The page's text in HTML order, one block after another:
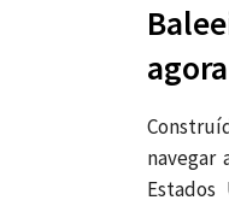
navegar